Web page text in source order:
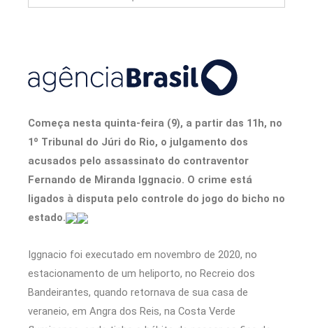
Começa nesta quinta-feira (9), a partir das 11h, no
1º Tribunal do Júri do Rio, o julgamento dos
acusados pelo assassinato do contraventor
Fernando de Miranda Iggnacio. O crime está
ligados à disputa pelo controle do jogo do bicho no
estado.
Iggnacio foi executado em novembro de 2020, no
estacionamento de um heliporto, no Recreio dos
Bandeirantes, quando retornava de sua casa de
veraneio, em Angra dos Reis, na Costa Verde